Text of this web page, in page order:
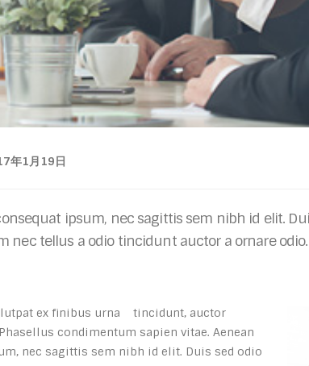
年1月19日
ipsum, nec sagittis sem nibh id elit.
tellus a odio tincidunt auctor a ornare
ex finibus urna
tincidunt, auctor
condimentum sapien vitae. Aenean
nec sagittis sem nibh id elit. Duis sed odio